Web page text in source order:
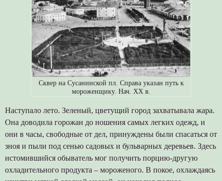
Сквер на Сусанинской пл. Справа указан путь к
мороженщику. Нач. ХХ в.
Наступало лето. Зеленый, цветущий город захватывала жара.
Она доводила горожан до ношения самых легких одежд, и
они в часы, свободные от дел, принуждены были спасаться от
зноя и пыли под сенью садовых и бульварных деревьев. Здесь
истомившийся обыватель мог получить порцию-другую
охладительного продукта – мороженого. В покое, охлаждаясь